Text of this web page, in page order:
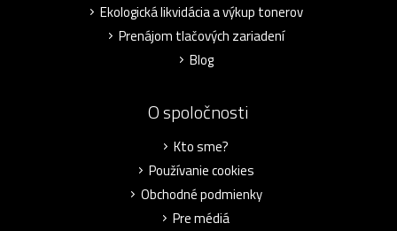
Ekologická likvidácia a výkup tonerov
Prenájom tlačových zariadení
Blog
O spoločnosti
Kto sme?
Používanie cookies
Obchodné podmienky
Pre médiá